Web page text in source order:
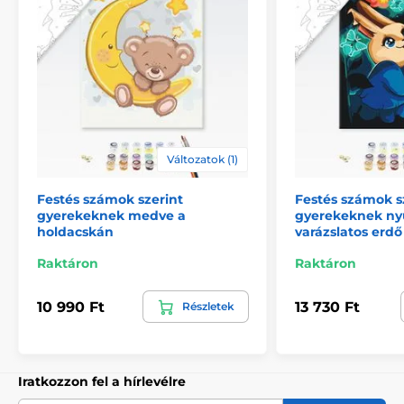
Változatok (1)
Festés számok szerint
gyerekeknek medve a
holdacskán
Raktáron
10 990 Ft Részletek
Festés számok
gyerekeknek
varázslatos erdő
Raktáron
13 730 Ft
Iratkozzon fel a hírlevélre